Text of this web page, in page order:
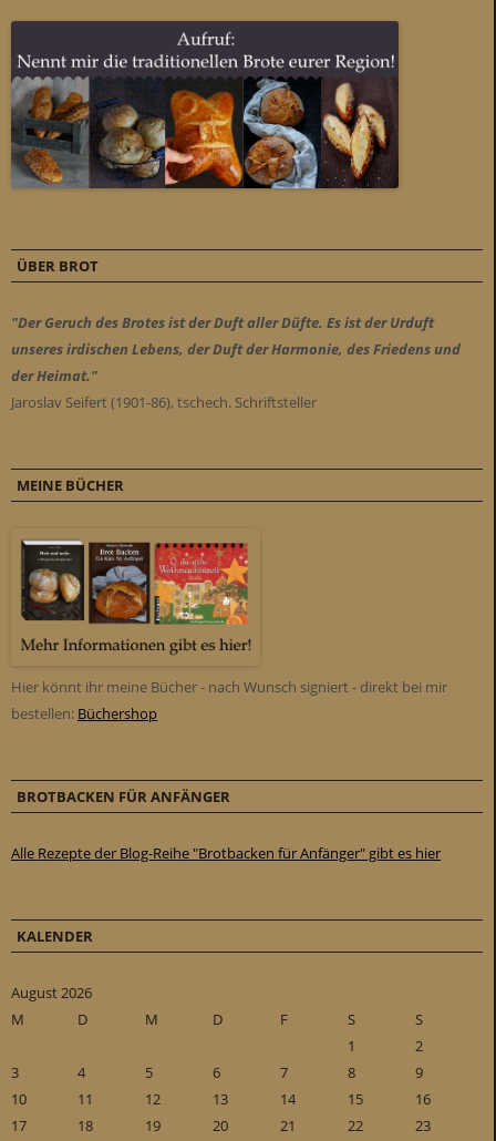
ÜBER BROT
"Der Geruch des Brotes ist der Duft aller Düfte. Es ist der Urduft
unseres irdischen Lebens, der Duft der Harmonie, des Friedens und
der Heimat."
Jaroslav Seifert (1901-86), tschech. Schriftsteller
MEINE BÜCHER
Hier könnt ihr meine Bücher - nach Wunsch signiert - direkt bei mir
bestellen: Büchershop
BROTBACKEN FÜR ANFÄNGER
Alle Rezepte der Blog-Reihe "Brotbacken für Anfänger" gibt es hier
KALENDER
August 2026
M
D M D F S
S
1
2
3
4 5 6 7 8
9
10
11 12 13 14 15
16
17
18 19 20 21 22
23